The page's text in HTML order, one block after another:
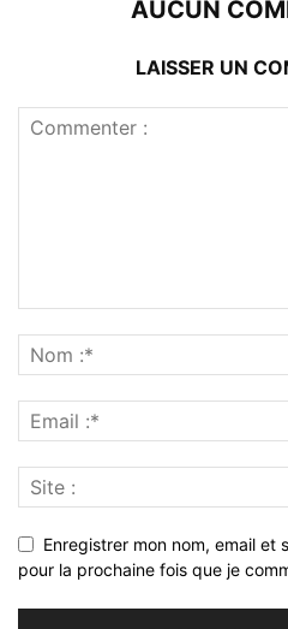
AUCUN
LAISSER UN
Enregistrer mon nom, email
pour la prochaine fois que je